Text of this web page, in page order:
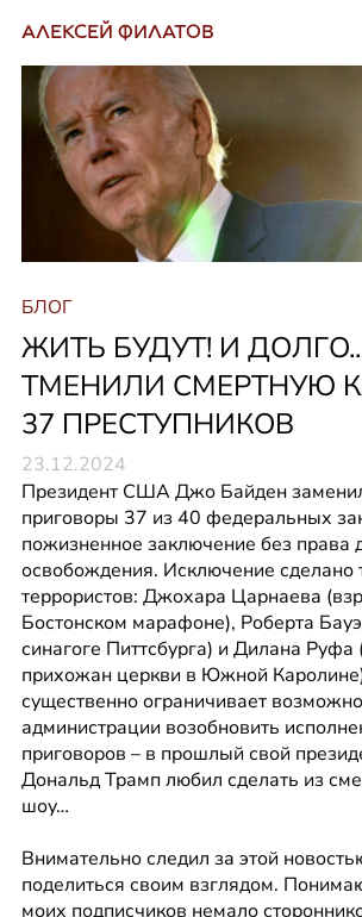
АЛЕКСЕЙ ФИЛАТОВ
БЛОГ
ЖИТЬ БУДУТ! И
ТМЕНИЛИ СМЕРТНУЮ
37 ПРЕСТУПНИКОВ
23.12.2024
Президент США Джо Байден
приговоры 37 из 40 федеральных
пожизненное заключение без права
освобождения. Исключение сделано
террористов: Джохара Царнаева
Бостонском марафоне), Роберта
синагоге Питтсбурга) и Дилана Руфа
прихожан церкви в Южной
существенно ограничивает
администрации возобновить
приговоров – в прошлый свой
Дональд Трамп любил сделать из
шоу…
Внимательно следил за этой
поделиться своим взглядом.
моих подписчиков немало